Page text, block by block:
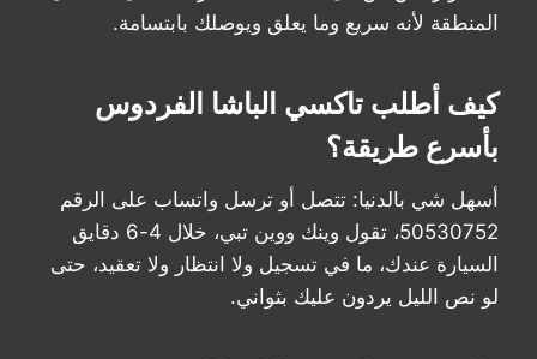
المنطقة لأنه سريع وما يعلق ويوصلك بابتسامة.
كيف أطلب تاكسي الباشا الفردوس
بأسرع طريقة؟
أسهل شي بالدنيا: تتصل أو ترسل واتساب على الرقم
50530752، تقول وينك ووين تبي، خلال 4-6 دقايق
السيارة عندك، ما في تسجيل ولا انتظار ولا تعقيد، حتى
لو نص الليل يردون عليك بثواني.